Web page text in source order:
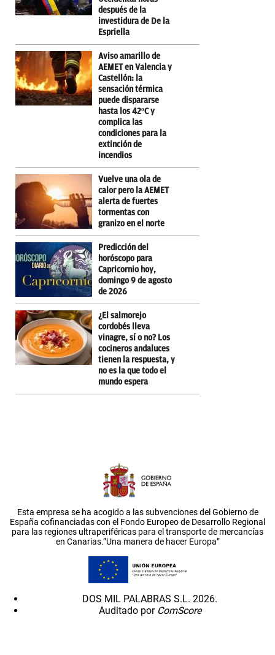
después de la
investidura de De la
Espriella
Aviso amarillo de
AEMET en Valencia y
Castellón: la
sensación térmica
puede dispararse
hasta los 42ºC y
complica las
condiciones para la
extinción de
incendios
Vuelve una ola de
calor pero la AEMET
alerta de fuertes
tormentas con
granizo en el norte
Predicción del
horóscopo para
Capricornio hoy,
domingo 9 de agosto
de 2026
¿El salmorejo
cordobés lleva
vinagre, sí o no? Los
cocineros andaluces
tienen la respuesta, y
no es la que todo el
mundo espera
Esta empresa se ha acogido a las subvenciones del Gobierno de
España cofinanciadas con el Fondo Europeo de Desarrollo Regional
para las regiones ultraperiféricas para el transporte de mercancías
en Canarias.”Una manera de hacer Europa”
DOS MIL PALABRAS S.L. 2026.
Auditado por ComScore